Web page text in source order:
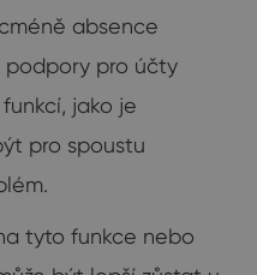
absence
podpory pro účty
jako je
pro spoustu
tyto funkce nebo